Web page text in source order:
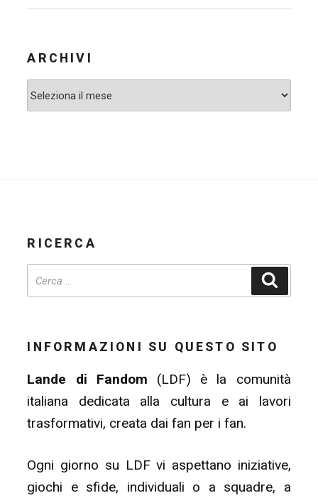
ARCHIVI
Archivi
RICERCA
INFORMAZIONI SU QUESTO SITO
Lande di Fandom (LDF) è la comunità
italiana dedicata alla cultura e ai lavori
trasformativi, creata dai fan per i fan.
Ogni giorno su LDF vi aspettano iniziative,
giochi e sfide, individuali o a squadre, a